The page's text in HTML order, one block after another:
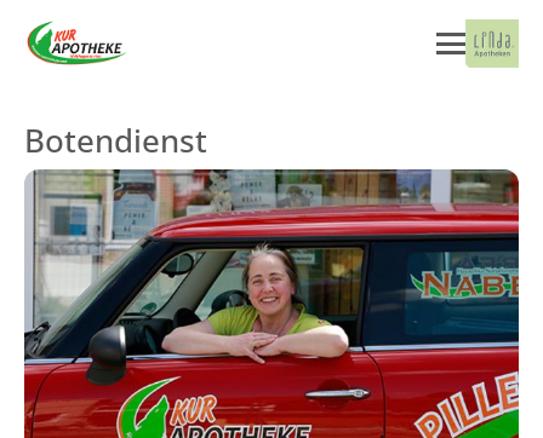
Botendienst